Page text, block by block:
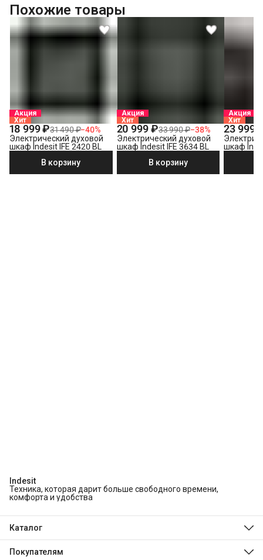
Похожие товары
Акция
Хит
18 999 ₽31 490 ₽−40%
Электрический духовой
шкаф Indesit IFE 2420 BL
В корзину
Акция
Хит
20 999 ₽33 990 ₽−38%
Электрический духовой
шкаф Indesit IFE 3634 BL
В корзину
Акция
Хит
23 999
шкаф
Indesit
Техника, которая дарит больше свободного времени,
комфорта и удобства
Каталог
Стиральные и сушильные машины
Покупателям